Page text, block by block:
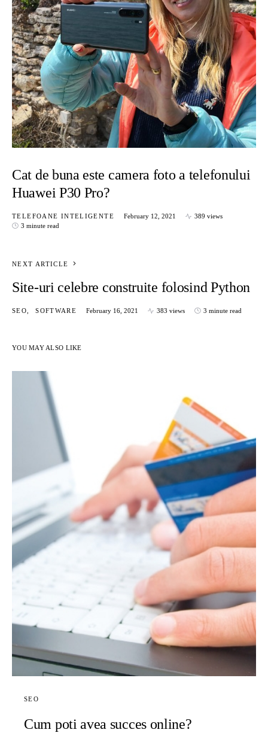
Cat de buna este camera foto a telefonului
Huawei P30 Pro?
TELEFOANE INTELIGENTE February 12, 2021
389 views
3 minute read
NEXT ARTICLE
Site-uri celebre construite folosind Python
SEO SOFTWARE February 16, 2021 383 views 3 minute read
YOU MAY ALSO LIKE
SEO
Cum poti avea succes online?